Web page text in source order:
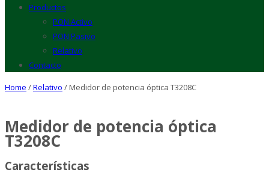
Productos
PON Activo
PON Pasivo
Relativo
Contacto
Home /Relativo / Medidor de potencia óptica T3208C
Medidor de potencia óptica
T3208C
Características